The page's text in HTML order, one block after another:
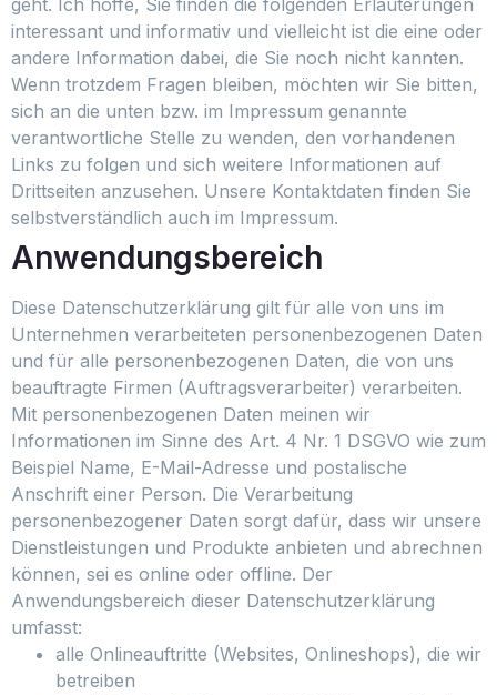
geht. Ich hoffe, Sie finden die folgenden Erläuterungen
interessant und informativ und vielleicht ist die eine oder
andere Information dabei, die Sie noch nicht kannten.
Wenn trotzdem Fragen bleiben, möchten wir Sie bitten,
sich an die unten bzw. im Impressum genannte
verantwortliche Stelle zu wenden, den vorhandenen
Links zu folgen und sich weitere Informationen auf
Drittseiten anzusehen. Unsere Kontaktdaten finden Sie
selbstverständlich auch im Impressum.
Anwendungsbereich
Diese Datenschutzerklärung gilt für alle von uns im
Unternehmen verarbeiteten personenbezogenen Daten
und für alle personenbezogenen Daten, die von uns
beauftragte Firmen (Auftragsverarbeiter) verarbeiten.
Mit personenbezogenen Daten meinen wir
Informationen im Sinne des Art. 4 Nr. 1 DSGVO wie zum
Beispiel Name, E-Mail-Adresse und postalische
Anschrift einer Person. Die Verarbeitung
personenbezogener Daten sorgt dafür, dass wir unsere
Dienstleistungen und Produkte anbieten und abrechnen
können, sei es online oder offline. Der
Anwendungsbereich dieser Datenschutzerklärung
umfasst:
alle Onlineauftritte (Websites, Onlineshops), die wir
betreiben